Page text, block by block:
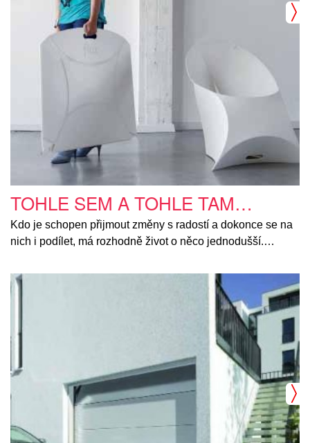
TOHLE SEM A TOHLE TAM…
Kdo je schopen přijmout změny s radostí a dokonce se na
nich i podílet, má rozhodně život o něco jednodušší.…